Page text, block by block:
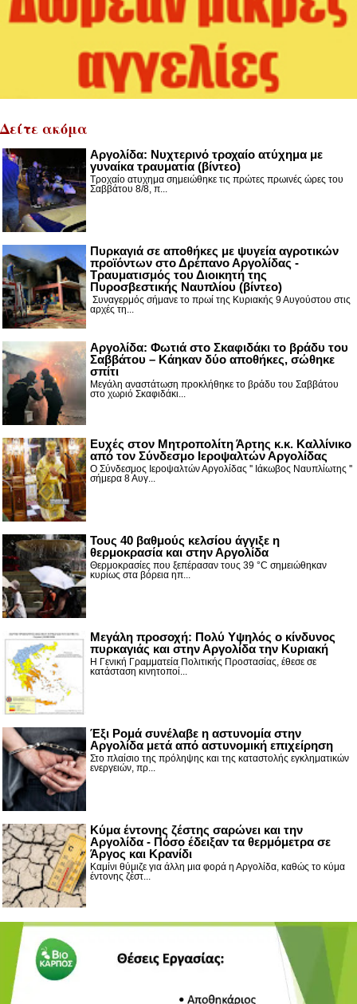
Δείτε ακόμα
Αργολίδα: Νυχτερινό τροχαίο ατύχημα με
γυναίκα τραυματία (βίντεο)
Τροχαίο ατυχημα σημειώθηκε τις πρώτες πρωινές ώρες του
Σαββάτου 8/8, π...
Πυρκαγιά σε αποθήκες με ψυγεία αγροτικών
προϊόντων στο Δρέπανο Αργολίδας -
Τραυματισμός του Διοικητή της
Πυροσβεστικής Ναυπλίου (βίντεο)
Συναγερμός σήμανε το πρωί της Κυριακής 9 Αυγούστου στις
αρχές τη...
Αργολίδα: Φωτιά στο Σκαφιδάκι το βράδυ του
Σαββάτου – Κάηκαν δύο αποθήκες, σώθηκε
σπίτι
Μεγάλη αναστάτωση προκλήθηκε το βράδυ του Σαββάτου
στο χωριό Σκαφιδάκι...
Ευχές στον Μητροπολίτη Άρτης κ.κ. Καλλίνικο
από τον Σύνδεσμο Ιεροψαλτών Αργολίδας
Ο Σύνδεσμος Ιεροψαλτών Αργολίδας '' Ιάκωβος Ναυπλίωτης ''
σήμερα 8 Αυγ...
Τους 40 βαθμούς κελσίου άγγιξε η
θερμοκρασία και στην Αργολίδα
Θερμοκρασίες που ξεπέρασαν τους 39 °C σημειώθηκαν
κυρίως στα βόρεια ηπ...
Μεγάλη προσοχή: Πολύ Υψηλός ο κίνδυνος
πυρκαγιάς και στην Αργολίδα την Κυριακή
Η Γενική Γραμματεία Πολιτικής Προστασίας, έθεσε σε
κατάσταση κινητοποί...
Έξι Ρομά συνέλαβε η αστυνομία στην
Αργολίδα μετά από αστυνομική επιχείρηση
Στο πλαίσιο της πρόληψης και της καταστολής εγκληματικών
ενεργειών, πρ...
Κύμα έντονης ζέστης σαρώνει και την
Αργολίδα - Πόσο έδειξαν τα θερμόμετρα σε
Άργος και Κρανίδι
Καμίνι θύμιζε για άλλη μια φορά η Αργολίδα, καθώς το κύμα
έντονης ζέστ...